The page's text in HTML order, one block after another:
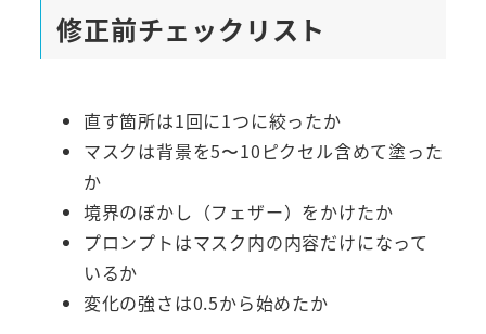
修正前チェックリスト
直す箇所は1回に1つに絞ったか
マスクは背景を5〜10ピクセル含めて塗った
か
境界のぼかし（フェザー）をかけたか
プロンプトはマスク内の内容だけになって
いるか
変化の強さは0.5から始めたか